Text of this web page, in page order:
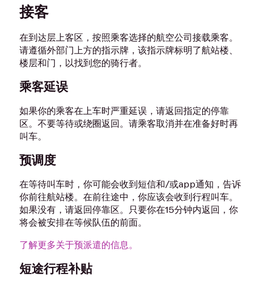
接客
在到达层上客区，按照乘客选择的航空公司接载乘客。
请遵循外部门上方的指示牌，该指示牌标明了航站楼、
楼层和门，以找到您的骑行者。
乘客延误
如果你的乘客在上车时严重延误，请返回指定的停靠
区。不要等待或绕圈返回。请乘客取消并在准备好时再
叫车。
预调度
在等待叫车时，你可能会收到短信和/或app通知，告诉
你前往航站楼。在前往途中，你应该会收到行程叫车。
如果没有，请返回停靠区。只要你在15分钟内返回，你
将会被安排在等候队伍的前面。
了解更多关于预派遣的信息。
短途行程补贴